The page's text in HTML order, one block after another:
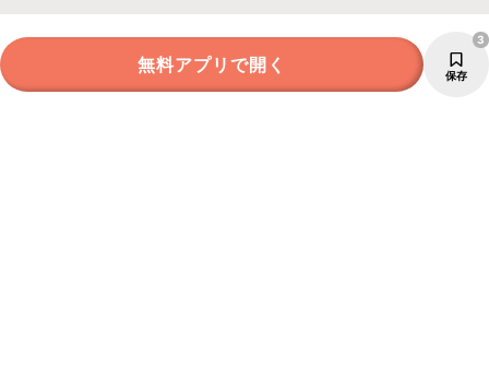
無料アプリで開く 保存
3